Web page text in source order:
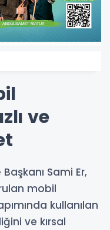
ve
Sami Er,
mobil
kullanılan
ve kırsal